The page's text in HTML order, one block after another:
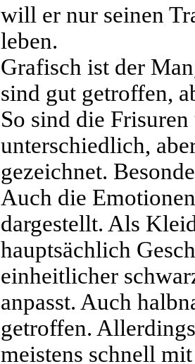
will er nur seinen
leben.
Grafisch ist der
sind gut getroffen,
So sind die
unterschiedlich,
gezeichnet.
Auch die
dargestellt. Als
hauptsächlich
einheitlicher
anpasst. Auch
getroffen.
meistens schnell